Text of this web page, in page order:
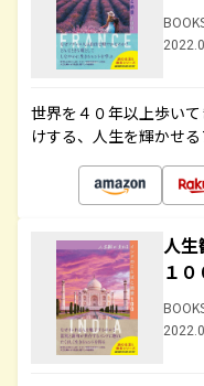
世界を４０年以上歩い
けする、人生を輝かせ
人生
１０